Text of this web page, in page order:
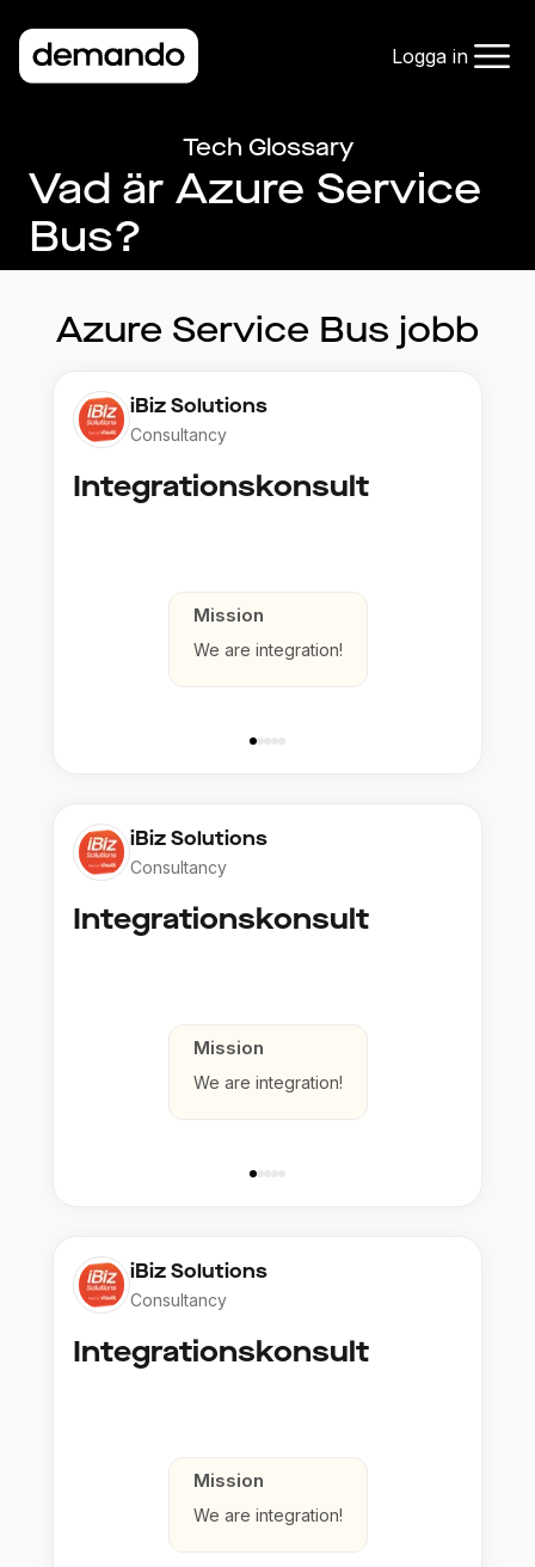
Logga in
Tech Glossary
Vad är Azure Service
Bus?
Azure Service Bus jobb
iBiz Solutions
Consultancy
Integrationskonsult
Mission
We are integration!
iBiz Solutions
Consultancy
Integrationskonsult
Mission
We are integration!
iBiz Solutions
Consultancy
Integrationskonsult
Mission
We are integration!